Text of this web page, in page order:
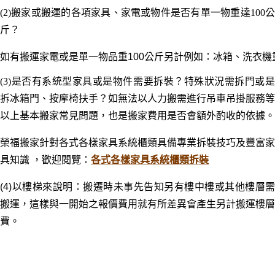
(2)搬家或搬運的各項家具、家電或物件是否有單一物重達100公
斤？
如有搬運家電或是單一物品重100公斤另計例如：冰箱、洗衣
(3)是否有系統型家具或是物件需要拆裝？特殊狀況需拆門或是
拆冰箱門 、 按摩椅扶手？如無法以人力搬需進行吊車吊掛服務等
以上基本搬家常見問題，也是搬家費用是否會額外酌收的依據。
榮福搬家針對各式各樣家具系統櫃類具備專業拆裝技巧及豐富家
具知識 ，歡迎閱覽： 各式各樣家具系統櫃類拆裝
(4)以樓梯來說明： 搬遷時未事先告知另有樓中樓或其他樓層需
搬運，這樣與一開始之報價費用就有所差異會產生另計搬運樓層
費。